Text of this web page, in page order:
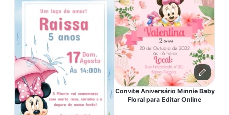
Convite Aniversário Minnie Baby
Floral para Editar Online